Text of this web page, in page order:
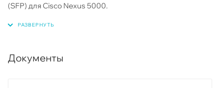
(SFP) для Cisco Nexus 5000.
Документы